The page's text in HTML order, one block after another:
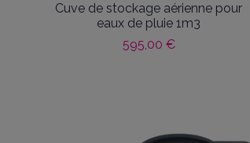
Cuve de stockage aérienne pour
eaux de pluie 1m3
595,00 €